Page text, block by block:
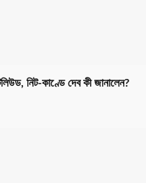
নিট-কাণ্ডে দেব কী জানালেন?